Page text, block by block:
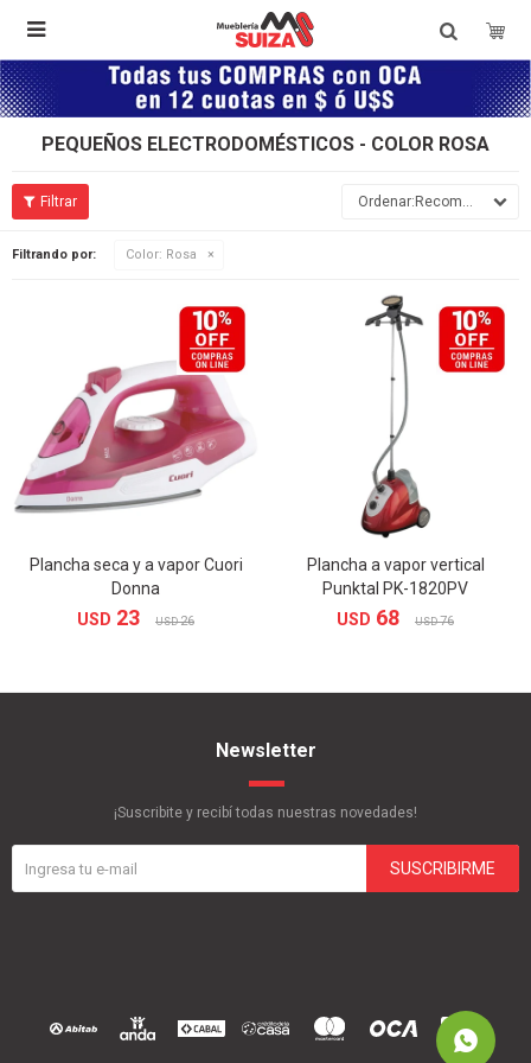

PEQUEÑOS ELECTRODOMÉSTICOS - COLOR ROSA
Recomendados
Filtrando por: Color: Rosa
Plancha seca y a vapor Cuori
Donna
USD 23 USD 26
Plancha a vapor vertical
Punktal PK-1820PV
USD 68 USD 76
Newsletter
¡Suscribite y recibí todas nuestras novedades!
SUSCRIBIRME